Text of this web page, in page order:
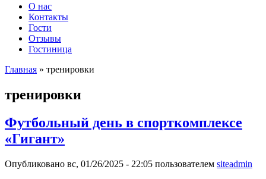
О нас
Контакты
Гости
Отзывы
Гостиница
Главная » тренировки
тренировки
Футбольный день в спорткомплексе
«Гигант»
Опубликовано вс, 01/26/2025 - 22:05 пользователем siteadmin